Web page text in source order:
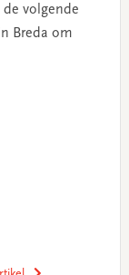
volgende
Breda om